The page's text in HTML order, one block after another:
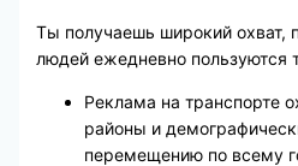
Ты получаешь широкий охват,
людей ежедневно пользуются
Реклама на транспорте
районы и
перемещению по всему